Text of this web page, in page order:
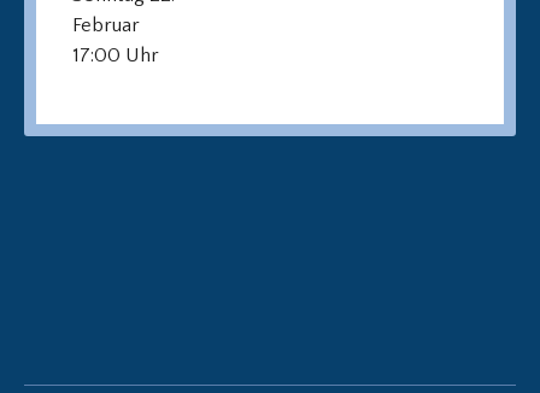
Februar
17:00 Uhr